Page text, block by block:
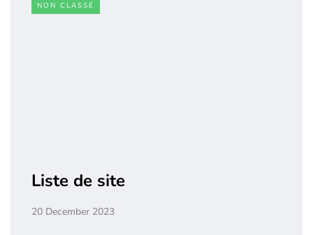
NON CLASSÉ
Liste de site
20 December 2023